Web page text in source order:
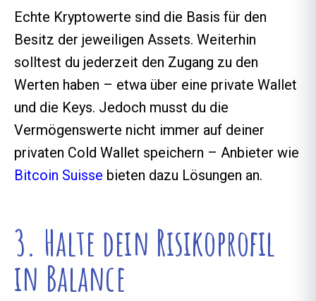
Echte Kryptowerte sind die Basis für den
Besitz der jeweiligen Assets. Weiterhin
solltest du jederzeit den Zugang zu den
Werten haben – etwa über eine private Wallet
und die Keys. Jedoch musst du die
Vermögenswerte nicht immer auf deiner
privaten Cold Wallet speichern – Anbieter wie
Bitcoin Suisse bieten dazu Lösungen an.
3. Halte dein Risikoprofil
in Balance